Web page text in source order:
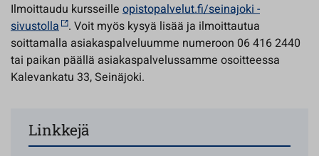
Ilmoittaudu kursseille opistopalvelut.fi/seinajoki -
sivustolla . Voit myös kysyä lisää ja ilmoittautua
soittamalla asiakaspalveluumme numeroon 06 416 2440
tai paikan päällä asiakaspalvelussamme osoitteessa
Kalevankatu 33, Seinäjoki.
Linkkejä